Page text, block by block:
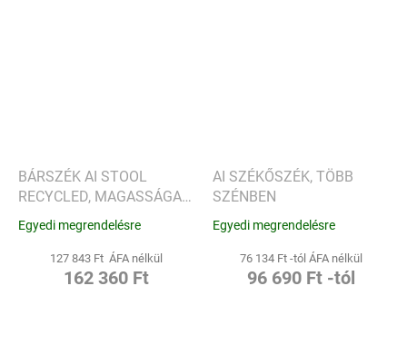
BÁRSZÉK AI STOOL
RECYCLED, MAGASSÁGA
75 CM, TÖBB SZÍNBEN -
KARTELL
Egyedi megrendelésre
127 843 Ft ÁFA nélkül
162 360 Ft
AI SZÉKŐSZÉK, TÖBB
SZÉNBEN
Egyedi megrendelésre
76 134 Ft -tól ÁFA nélkül
96 690 Ft -tól